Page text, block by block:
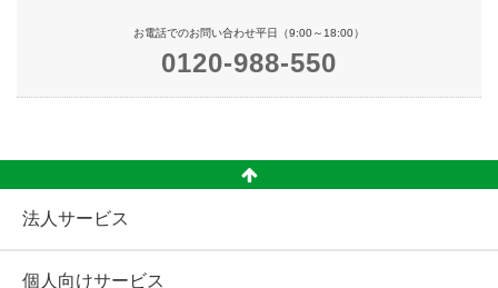
お電話でのお問い合わせ平日（9:00～18:00）
0120-988-550
法人サービス
個人向けサービス